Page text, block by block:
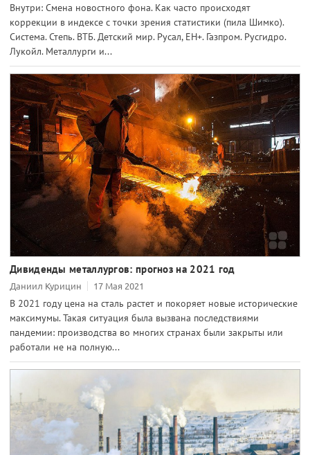
Внутри: Смена новостного фона. Как часто происходят
коррекции в индексе с точки зрения статистики (пила Шимко).
Система. Степь. ВТБ. Детский мир. Русал, ЕН+. Газпром. Русгидро.
Лукойл. Металлурги и...
Дивиденды металлургов: прогноз на 2021 год
Даниил Курицин 17 Мая 2021
В 2021 году цена на сталь растет и покоряет новые исторические
максимумы. Такая ситуация была вызвана последствиями
пандемии: производства во многих странах были закрыты или
работали не на полную...